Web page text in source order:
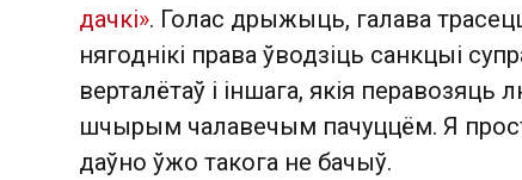
дачкі». Голас дрыжыць, галава
нягоднікі права ўводзіць санкцыі
верталётаў і іншага, якія
шчырым чалавечым пачуццём. Я
даўно ўжо такога не бачыў.